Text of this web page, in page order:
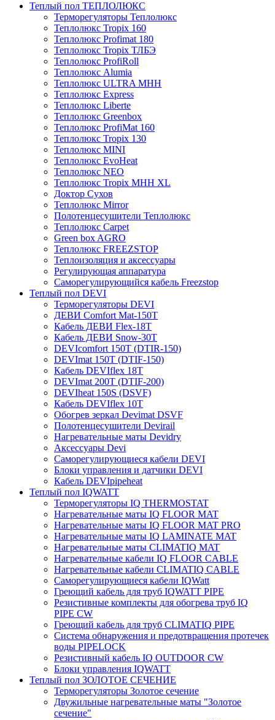
Теплый пол ТЕПЛОЛЮКС
Терморегуляторы Теплолюкс
Теплолюкс Tropix 160
Теплолюкс Profimat 180
Теплолюкс Tropix ТЛБЭ
Теплолюкс ProfiRoll
Теплолюкс Alumia
Теплолюкс ULTRA МНН
Теплолюкс Express
Теплолюкс Liberte
Теплолюкс Greenbox
Теплолюкс ProfiMat 160
Теплолюкс Tropix 130
Теплолюкс MINI
Теплолюкс EvoHeat
Теплолюкс NEO
Теплолюкс Tropix МНН XL
Доктор Сухов
Теплолюкс Mirror
Полотенцесушители Теплолюкс
Теплолюкс Carpet
Green box AGRO
Теплолюкс FREEZSTOP
Теплоизоляция и аксессуары
Регулирующая аппаратура
Cаморегулирующийся кабель Freezstop
Теплый пол DEVI
Терморегуляторы DEVI
ДЕВИ Comfort Mat-150T
Кабель ДЕВИ Flex-18T
Кабель ДЕВИ Snow-30T
DEVIcomfort 150T (DTIR-150)
DEVImat 150T (DTIF-150)
Кабель DEVIflex 18T
DEVImat 200T (DTIF-200)
DEVIheat 150S (DSVF)
Кабель DEVIflex 10T
Обогрев зеркал Devimat DSVF
Полотенцесушители Devirail
Нагревательные маты Devidry
Аксессуары Devi
Саморегулирующиеся кабели DEVI
Блоки управления и датчики DEVI
Кабель DEVIpipeheat
Теплый пол IQWATT
Терморегуляторы IQ THERMOSTAT
Нагревательные маты IQ FLOOR MAT
Нагревательные маты IQ FLOOR MAT PRO
Нагревательные маты IQ LAMINATE MAT
Нагревательные маты CLIMATIQ MAT
Нагревательные кабели IQ FLOOR CABLE
Нагревательные кабели CLIMATIQ CABLE
Саморегулирующиеся кабели IQWatt
Греющий кабель для труб IQWATT PIPE
Резистивные комплекты для обогрева труб IQ
PIPE CW
Греющий кабель для труб CLIMATIQ PIPE
Система обнаружения и предотвращения протечек
воды PIPELOCK
Резистивный кабель IQ OUTDOOR CW
Блоки управления IQWATT
Теплый пол ЗОЛОТОЕ СЕЧЕНИЕ
Терморегуляторы Золотое сечение
Двужильные нагревательные маты "Золотое
сечение"